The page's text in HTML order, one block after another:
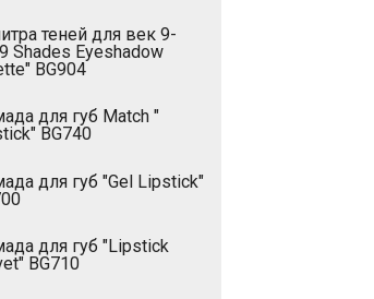
теней для век 9-
Shades Eyeshadow
BG904
для губ Match "
BG740
для губ "Gel Lipstick"
для губ "Lipstick
BG710